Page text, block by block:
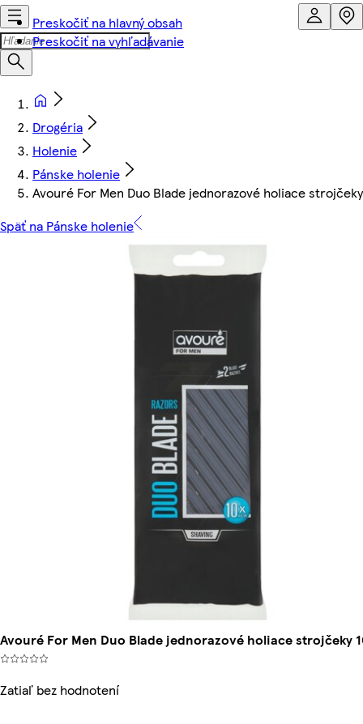
Preskočiť na hlavný obsah
Preskočiť na vyhľadávanie
Drogéria
Holenie
Pánske holenie
Avouré For Men Duo Blade jednorazové holiace
Späť na Pánske holenie
Avouré For Men Duo Blade jednorazové holiace strojčeky
Zatiaľ bez hodnotení